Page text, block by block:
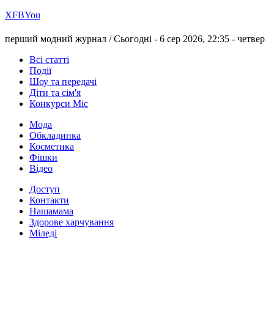
ХFBYou
перший модний журнал /Сьогодні - 6 сер 2026, 22:35 - четвер
Всі статті
Події
Шоу та передачі
Діти та сім'я
Конкурси Міс
Мода
Обкладинка
Косметика
Фішки
Відео
Доступ
Контакти
Нашамама
Здорове харчування
Міледі